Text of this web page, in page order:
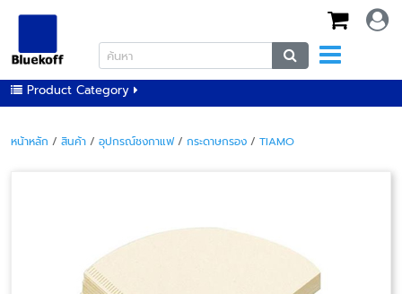
Product Category
หน้าหลัก / สินค้า / อุปกรณ์ชงกาแฟ/ กระดาษกรอง / TIAMO